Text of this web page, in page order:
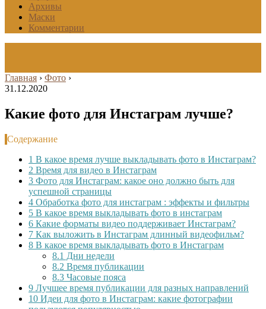
Архивы
Маски
Комментарии
Главная › Фото ›
31.12.2020
Какие фото для Инстаграм лучше?
Содержание
1 В какое время лучше выкладывать фото в Инстаграм?
2 Время для видео в Инстаграм
3 Фото для Инстаграм: какое оно должно быть для
успешной страницы
4 Обработка фото для инстаграм : эффекты и фильтры
5 В какое время выкладывать фото в инстаграм
6 Какие форматы видео поддерживает Инстаграм?
7 Как выложить в Инстаграм длинный видеофильм?
8 В какое время выкладывать фото в Инстаграм
8.1 Дни недели
8.2 Время публикации
8.3 Часовые пояса
9 Лучшее время публикации для разных направлений
10 Идеи для фото в Инстаграм: какие фотографии